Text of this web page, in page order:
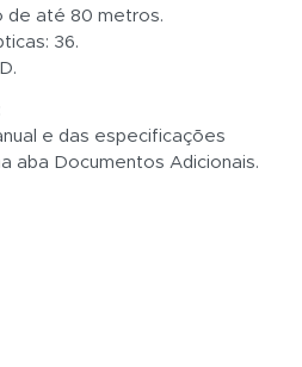
de até 80 metros.
36.
e das especificações
aba Documentos Adicionais.